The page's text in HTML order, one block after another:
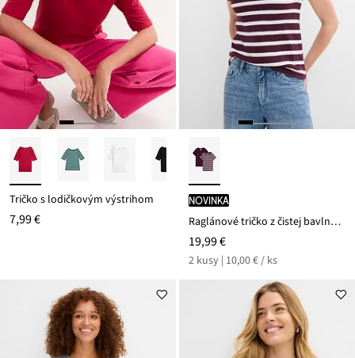
Tričko s lodičkovým výstrihom
7,99 €
novinka
Raglánové tričko z čistej bavlny (2 ks v balení)
19,99 €
2 kusy | 10,00 € / ks